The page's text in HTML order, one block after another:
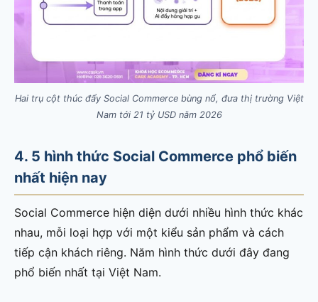
Hai trụ cột thúc đẩy Social Commerce bùng nổ, đưa thị trường Việt
Nam tới 21 tỷ USD năm 2026
4. 5 hình thức Social Commerce phổ biến
nhất hiện nay
Social Commerce hiện diện dưới nhiều hình thức khác
nhau, mỗi loại hợp với một kiểu sản phẩm và cách
tiếp cận khách riêng. Năm hình thức dưới đây đang
phổ biến nhất tại Việt Nam.